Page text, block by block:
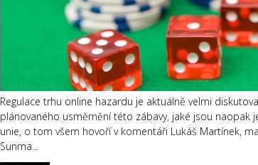
Regulace trhu online hazardu je aktuálně velmi
plánovaného usměrnění této zábavy, jaké jsou naopak
unie, o tom všem hovoří v komentáři Lukáš Martínek,
Sunma...